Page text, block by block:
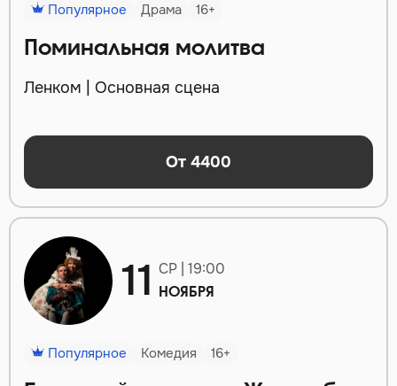
Популярное Драма 16+
Поминальная молитва
Ленком | Основная сцена
От 4400
11 СР | 19:00
НОЯБРЯ
Популярное Комедия 16+